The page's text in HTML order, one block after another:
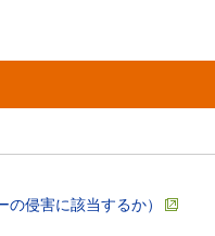
の侵害に該当するか）